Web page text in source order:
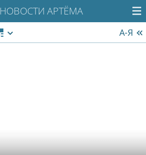
НОВОСТИ АРТЁМА
А-Я